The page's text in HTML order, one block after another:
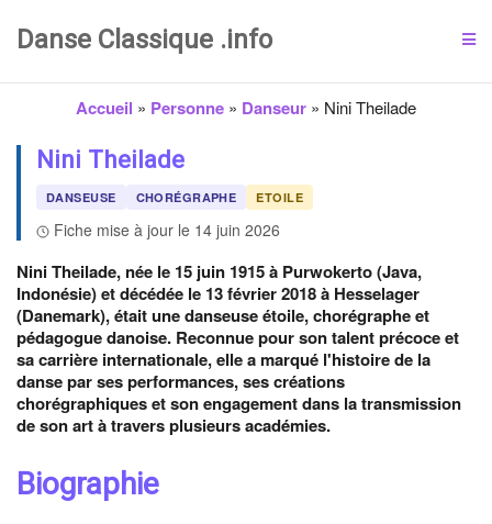
Danse Classique .info
Accueil » Personne » Danseur » Nini Theilade
Nini Theilade
DANSEUSE CHORÉGRAPHE ETOILE
Fiche mise à jour le 14 juin 2026
Nini Theilade, née le 15 juin 1915 à Purwokerto (Java,
Indonésie) et décédée le 13 février 2018 à Hesselager
(Danemark), était une danseuse étoile, chorégraphe et
pédagogue danoise. Reconnue pour son talent précoce et
sa carrière internationale, elle a marqué l'histoire de la
danse par ses performances, ses créations
chorégraphiques et son engagement dans la transmission
de son art à travers plusieurs académies.
Biographie